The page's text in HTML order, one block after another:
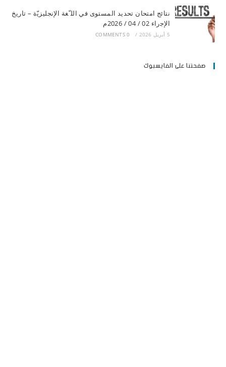
ﻧﺘﺎﺋﺞ اﻣﺘﺤﺎن ﺗﺤﺪﯾﺪ اﻟﻤﺴﺘﻮى ﻓﻲ اﻟﻠ ّﻐﺔ اﻹﻧﺠﻠﯿﺰﯾّة – ﺗﺎرﯾﺦ
اﻹﺟراء 02 / 04 / 2026م
5 أبريل 2026 /
0 COMMENTS
صفحتنا على الفايسبوك